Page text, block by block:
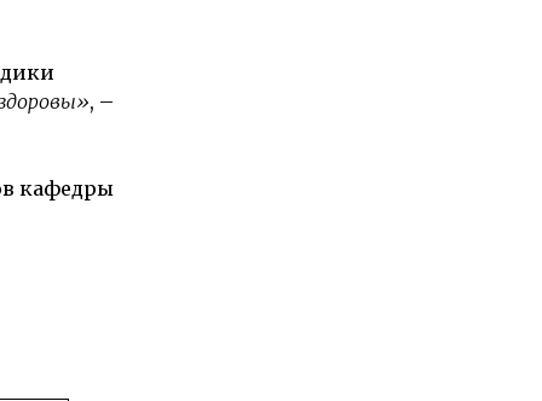
, –
кафедры